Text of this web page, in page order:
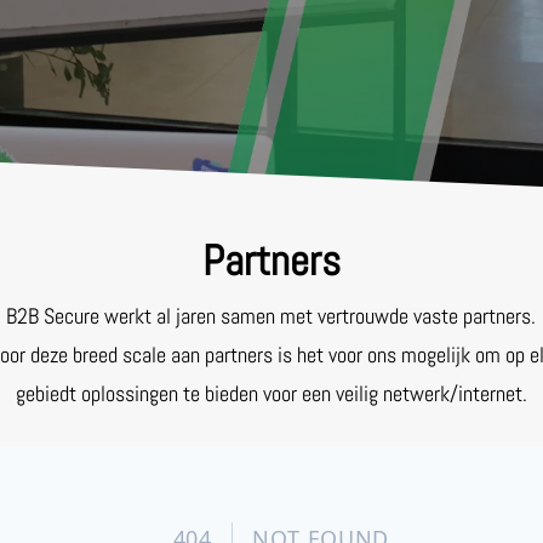
Partners
B2B Secure werkt al jaren samen met vertrouwde vaste partners.
deze breed scale aan partners is het voor ons mogelijk om op
gebiedt oplossingen te bieden voor een veilig netwerk/internet.